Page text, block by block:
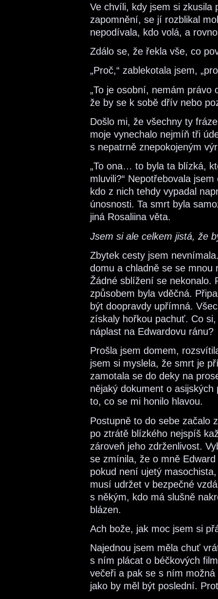
Ve chvíli, kdy jsem si zkusila
zapomnění, se jí rozblikal
nepodívala, kdo volá, a
Zdálo se, že řekla vše, co
„Proč,“ zablekotala jsem,
„To je osobní, nemám právo
že by se k sobě dřív nebo
Došlo mi, že všechny ty
moje vynechalo nejmíň tři
s nepatrně znepokojeným
„To ona… to byla ta blízká,
mluvili?“ Nepotřebovala
kdo z nich tehdy vypadal
únosnosti. Ta smrt byla
jiná Rosaliina věta.
Jsem si ale celkem jistá, že
Zbytek cesty jsem
domu a chladně se se mnou
Žádné sblížení se nekonalo.
způsobem byla vděčná.
být doopravdy upřímná.
získaly hořkou pachuť. Co
náplast na Edwardovu ránu?
Prošla jsem domem,
jsem si myslela, že smrt je
zamotala se do deky na
nějaký dokument o
to, co se mi honilo hlavou.
Postupně to do sebe začalo
po ztrátě blízkého nejspíš
zároveň jeho zdrženlivost.
se zmínila, že o mně
pokud není ujetý
musí udržet v bezpečné
s někým, kdo má slušně
blázen.
Ach bože, jak moc jsem si
Najednou jsem měla chuť
s ním plácat o béčkových
večeři a pak se s ním
jako by měl být poslední.